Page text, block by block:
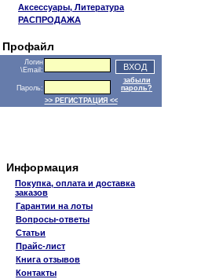
Аксессуары, Литература
РАСПРОДАЖА
Профайл
Логин
\Email:
Пароль:
забыли
пароль?
>> РЕГИСТРАЦИЯ <<
Информация
Покупка, оплата и доставка
заказов
Гарантии на лоты
Вопросы-ответы
Статьи
Прайс-лист
Книга отзывов
Контакты